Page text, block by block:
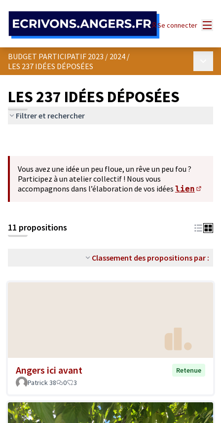
Se connecter
BUDGET PARTICIPATIF 2023 / 2024 /
LES 237 IDÉES DÉPOSÉES
LES 237 IDÉES DÉPOSÉES
Filtrer et rechercher
Vous avez une idée un peu floue, un rêve un peu fou ?
Participez à un atelier collectif ! Nous vous
accompagnons dans l’élaboration de vos idées lien
11 propositions
Classement des propositions par :
Angers ici avant
Retenue
Patrick 38
0 3